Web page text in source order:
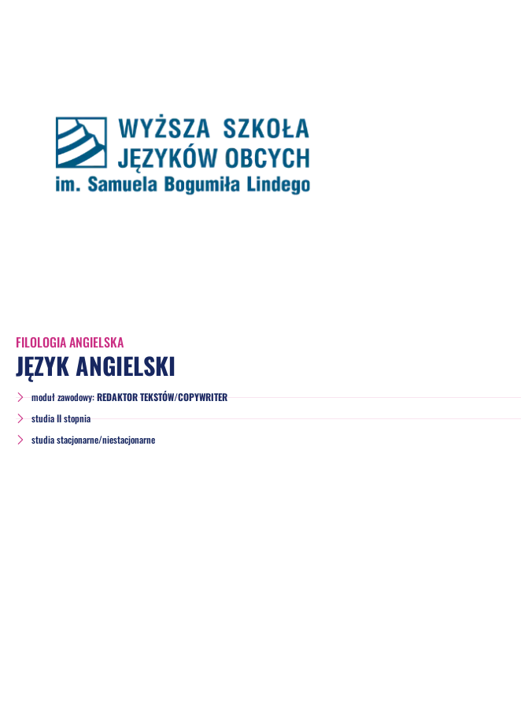
FILOLOGIA ANGIELSKA
JĘZYK ANGIELSKI
moduł zawodowy:REDAKTOR TEKSTÓW/COPYWRITER
studia II stopnia
studia stacjonarne/niestacjonarne